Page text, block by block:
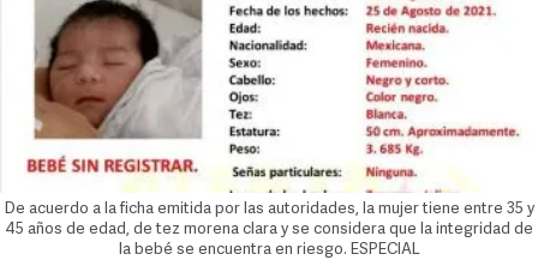
De acuerdo a la ficha emitida por las autoridades, la mujer tiene entre 35 y
45 años de edad, de tez morena clara y se considera que la integridad de
la bebé se encuentra en riesgo. ESPECIAL